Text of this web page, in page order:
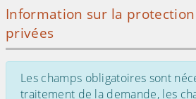
Information sur la
privées
Les champs obligatoires sont
traitement de la demande, les